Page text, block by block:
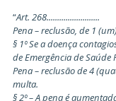
“Art. 268.........................
Pena – reclusão, de 1
§ 1º Se a doença
de Emergência de Saúde
Pena – reclusão de 4
multa.
§ 2º – A pena é